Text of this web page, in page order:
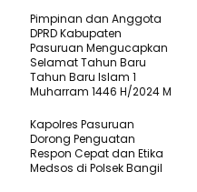
Pimpinan dan Anggota
DPRD Kabupaten
Pasuruan Mengucapkan
Selamat Tahun Baru
Tahun Baru Islam 1
Muharram 1446 H/2024 M
Kapolres Pasuruan
Dorong Penguatan
Respon Cepat dan Etika
Medsos di Polsek Bangil